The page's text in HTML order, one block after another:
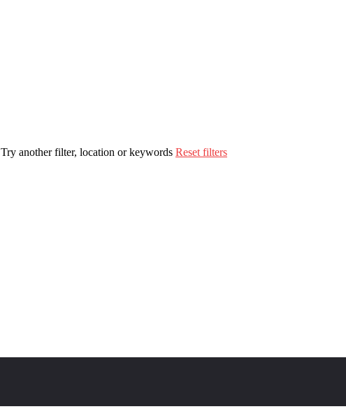
Try another filter, location or keywords Reset filters